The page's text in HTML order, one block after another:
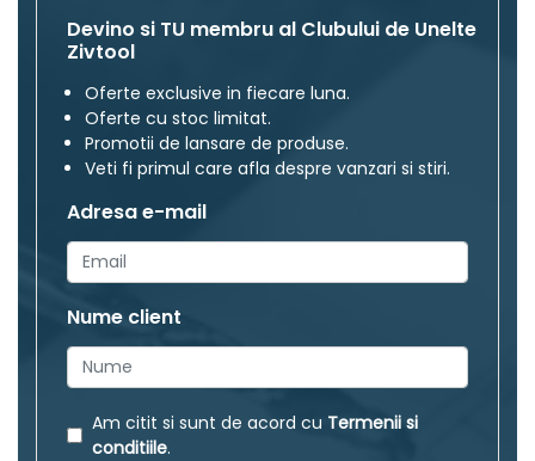
Devino si TU membru al Clubului de Unelte
Zivtool
Oferte exclusive in fiecare luna.
Oferte cu stoc limitat.
Promotii de lansare de produse.
Veti fi primul care afla despre vanzari si stiri.
Adresa e-mail
Nume client
Am citit si sunt de acord cu Termenii si
conditiile.